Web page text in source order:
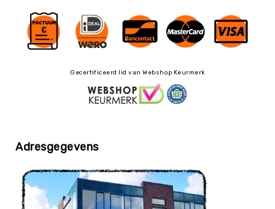
Gymnastiek
Vechtsport
Volleybal
&
Yogamatten
Yoga
Bolsters
Gecertificeerd lid van Webshop Keurmerk
Adresgegevens